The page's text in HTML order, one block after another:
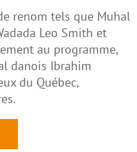
renom tels que Muhal
Leo Smith et
au programme,
danois Ibrahim
du Québec,